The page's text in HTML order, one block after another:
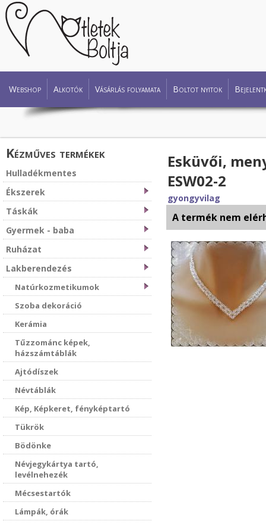
Webshop Alkotók Vásárlás folyamata Boltot nyitok
Kézműves termékek
Hulladékmentes
Ékszerek
Táskák
Gyermek - baba
Ruházat
Lakberendezés
Natúrkozmetikumok
Szoba dekoráció
Kerámia
Tűzzománc képek,
házszámtáblák
Ajtódíszek
Névtáblák
Kép, Képkeret, fényképtartó
Tükrök
Bödönke
Névjegykártya tartó,
levélnehezék
Mécsestartók
Lámpák, órák
Esküvői,
ESW02-2
gyongyvilag
A termék nem